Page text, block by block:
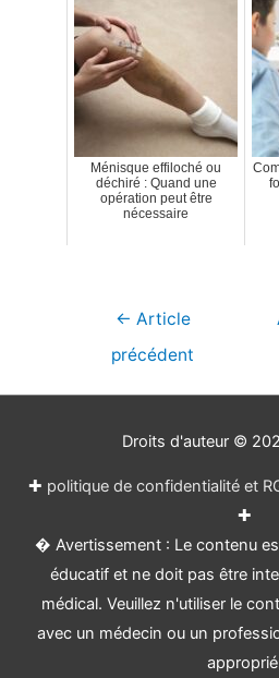
Ménisque effiloché ou
déchiré : Quand une
opération peut être
nécessaire
Navigation
← Article
précédent
Droits d'auteur ©
✚ politique de confidentialité et
✚
� Avertissement : Le contenu
éducatif et ne doit pas être
médical. Veuillez n'utiliser le
avec un médecin ou un